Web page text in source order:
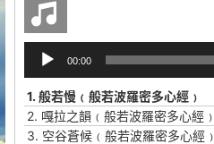
播
放
器
00:00
1. 般若慢﹙般若波羅密多心經﹚
2. 嘎拉之韻﹙般若波羅密多心經﹚
3. 空谷蒼候﹙般若波羅密多心經﹚